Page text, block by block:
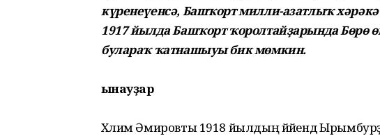
күренеүенсә, Башҡорт милли-азатлыҡ
1917 йылда Башҡорт ҡоролтайҙарында Бөрө
булараҡ ҡатнашыуы бик мөмкин.
Һынауҙар
Xәлим Әмировты 1918 йылдың йәйендә